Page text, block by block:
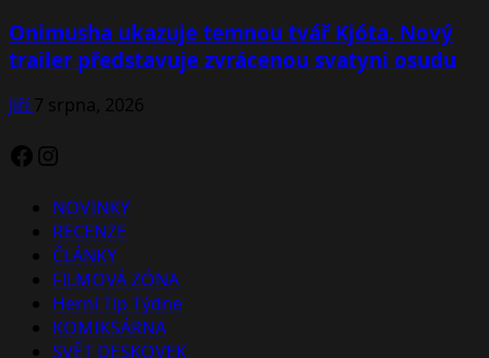
Onimusha ukazuje temnou tvář Kjóta. Nový
trailer představuje zvrácenou svatyni osudu
Jiří7 srpna, 2026
Facebook
Instagram
NOVINKY
RECENZE
ČLÁNKY
FILMOVÁ ZÓNA
Herní Tip Týdne
KOMIKSÁRNA
SVĚT DESKOVEK